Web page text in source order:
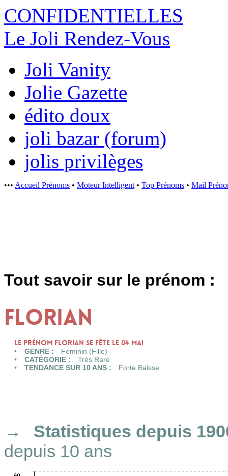
CONFIDENTIELLES
Le Joli Rendez-Vous
Joli Vanity
Jolie Gazette
édito doux
joli bazar (forum)
jolis privilèges
••• Accueil Prénoms • Moteur Intelligent • Top Prénoms • Mail
Tout savoir sur le prénom :
FLORIAN
Le prénom FLORIAN se fête le 04 Mai
GENRE :
Feminin (Fille)
CATÉGORIE :
Très Rare
TENDANCE SUR 10 ANS :
Forte Baisse
Statistiques depuis
depuis 10 ans